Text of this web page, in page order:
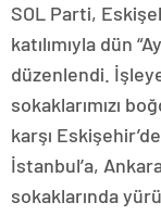
SOL Parti,
katılımıyla dün
düzenlendi.
sokaklarımızı
karşı
İstanbul’a,
sokaklarında